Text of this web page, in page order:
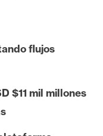
flujos
$11 mil millones